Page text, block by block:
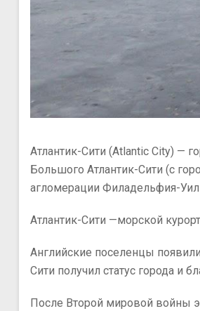
Атлантик-Сити (Atlantiс Сity) —
Большого Атлантик-Сити (с
агломерации Филадельфия-
Атлантик-Сити —морской
Английские поселенцы
Сити получил статус города и
После Второй мировой войны